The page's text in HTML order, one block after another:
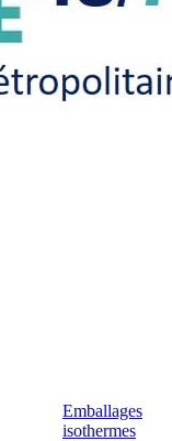
Emballages
isothermes